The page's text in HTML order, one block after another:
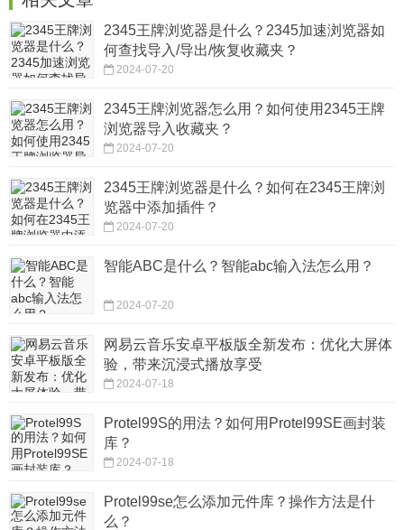
2345王牌浏览器是什么？2345加速浏览器如
何查找导入/导出/恢复收藏夹？
2024-07-20
2345王牌浏览器怎么用？如何使用2345王牌
浏览器导入收藏夹？
2024-07-20
2345王牌浏览器是什么？如何在2345王牌浏
览器中添加插件？
2024-07-20
智能ABC是什么？智能abc输入法怎么用？
2024-07-20
网易云音乐安卓平板版全新发布：优化大屏体
验，带来沉浸式播放享受
2024-07-18
Protel99S的用法？如何用Protel99SE画封装
库？
2024-07-18
Protel99se怎么添加元件库？操作方法是什
么？